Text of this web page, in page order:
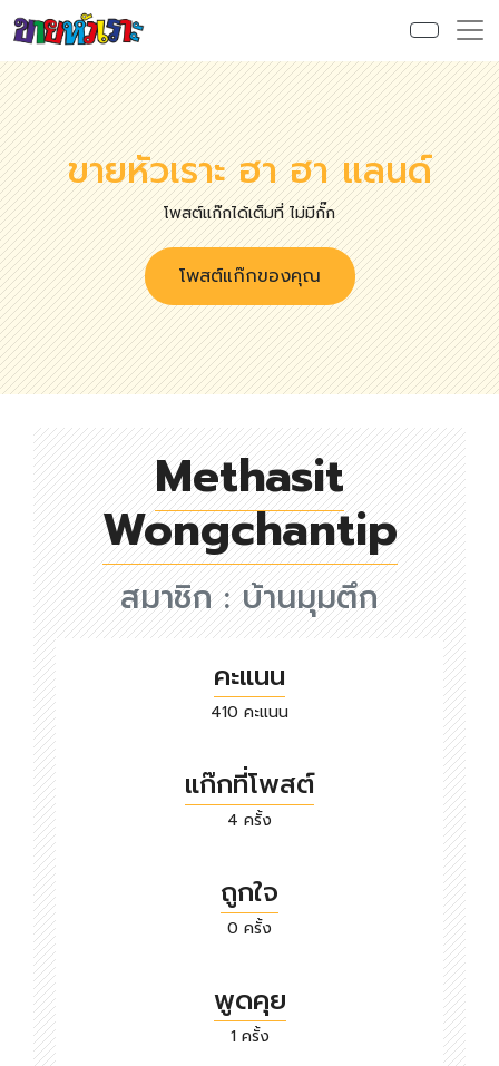
ขายหัวเราะ ฮา ฮา แลนด์
โพสต์แก๊กได้เต็มที่ ไม่มีกั๊ก
โพสต์แก๊กของคุณ
Methasit
Wongchantip
สมาชิก :บ้านมุมตึก
คะแนน
410 คะแนน
แก๊กที่โพสต์
4 ครั้ง
ถูกใจ
0 ครั้ง
พูดคุย
1 ครั้ง